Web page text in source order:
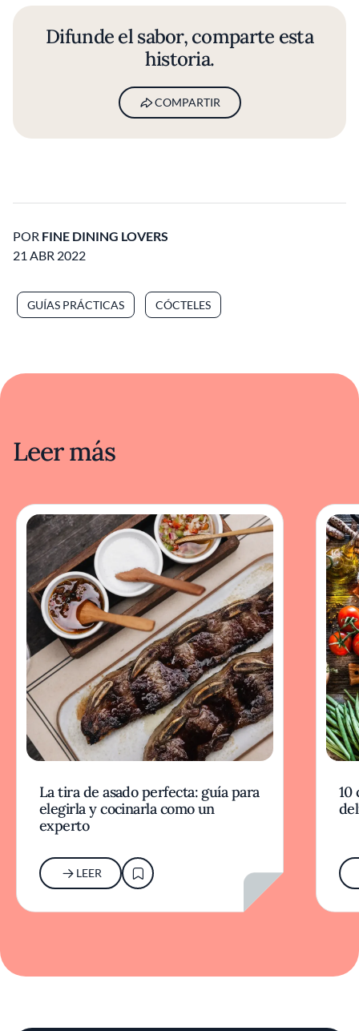
Difunde el sabor, comparte esta
historia.
COMPARTIR
POR FINE DINING LOVERS
21 ABR 2022
GUÍAS PRÁCTICAS CÓCTELES
Leer más
La tira de asado perfecta: guía para
elegirla y cocinarla como un
experto
LEER
10